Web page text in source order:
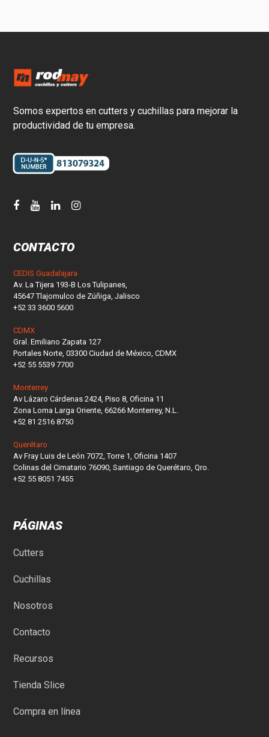
Somos expertos en cutters y cuchillas para mejorar la
productividad de tu empresa.
CONTACTO
CEDIS Guadalajara
Av. La Tijera 193-B Los Tulipanes,
45647 Tlajomulco de Zúñiga, Jalisco
+52 33 3600 5600
CDMX
Gral. Emiliano Zapata 127
Portales Norte, 03300 Ciudad de México, CDMX
+52 55 5539 7700
Monterrey
Av Lázaro Cárdenas 2424, Piso 8, Oficina 11
Zona Loma Larga Oriente, 66266 Monterrey, N.L.
+52 81 2516 8750
Querétaro
Av Fray Luis de León 7072, Torre 1, Oficina 1407
Colinas del Cimatario 76090, Santiago de Querétaro, Qro.
+52 55 8051 7455
PÁGINAS
Cutters
Cuchillas
Nosotros
Contacto
Recursos
Tienda Slice
Compra en línea